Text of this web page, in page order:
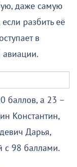
даже самую
разбить её
в
авиации.
баллов, а 23 –
Константин,
Дарья,
с 98 баллами.